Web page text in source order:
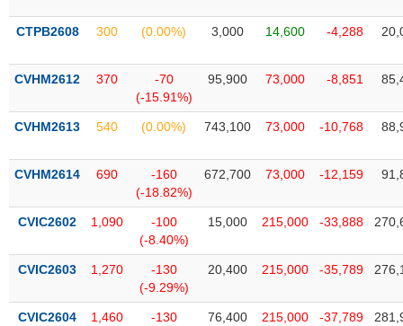
CTPB2608 300 (0.00%) 3,000 14,600 -4,288
CVHM2612 370
-70
(-15.91%)
95,900 73,000 -8,851
CVHM2613 540 (0.00%) 743,100 73,000 -10,768
CVHM2614 690
-160
(-18.82%)
672,700 73,000 -12,159
CVIC2602 1,090
-100
(-8.40%)
15,000 215,000 -33,888
CVIC2603 1,270
-130
(-9.29%)
20,400 215,000 -35,789
CVIC2604 1,460
-130
76,400 215,000 -37,789
BẤT
SẢN
Mã
chứng
(-)
Cổ phiếu Chỉ số
đạo
(-)
Tất cả Người nội bộ Người liên quan Cổ đông lớn